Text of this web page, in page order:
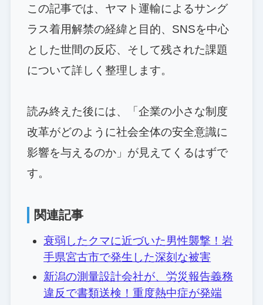
この記事では、ヤマト運輸によるサング
ラス着用解禁の経緯と目的、SNSを中心
とした世間の反応、そして残された課題
について詳しく整理します。
読み終えた後には、「企業の小さな制度
改革がどのように社会全体の安全意識に
影響を与えるのか」が見えてくるはずで
す。
関連記事
衰弱したクマに近づいた男性襲撃！岩
手県宮古市で発生した深刻な被害
新潟の測量設計会社が、労災報告義務
違反で書類送検！重度熱中症が発端